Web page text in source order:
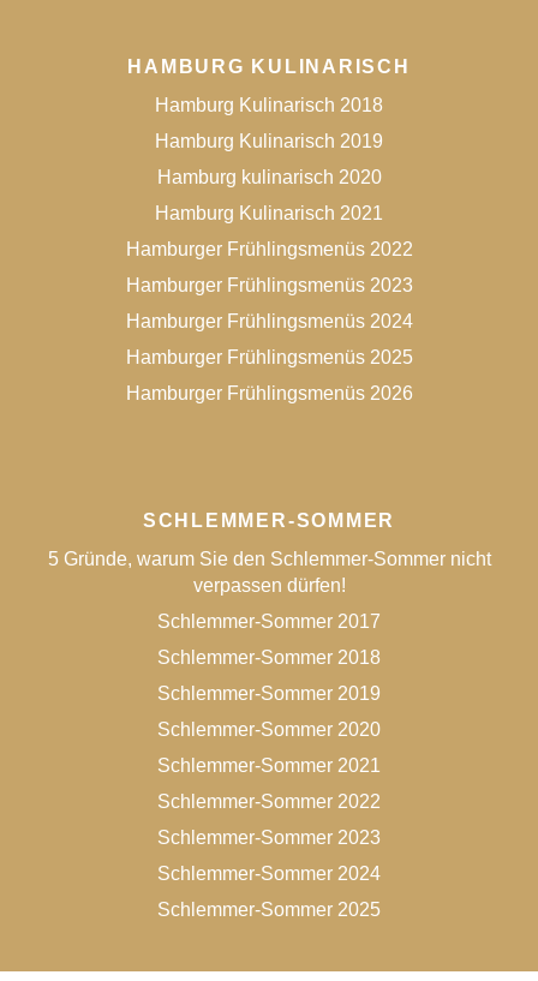
HAMBURG KULINARISCH
Hamburg Kulinarisch 2018
Hamburg Kulinarisch 2019
Hamburg kulinarisch 2020
Hamburg Kulinarisch 2021
Hamburger Frühlingsmenüs 2022
Hamburger Frühlingsmenüs 2023
Hamburger Frühlingsmenüs 2024
Hamburger Frühlingsmenüs 2025
Hamburger Frühlingsmenüs 2026
SCHLEMMER-SOMMER
5 Gründe, warum Sie den Schlemmer-Sommer nicht
verpassen dürfen!
Schlemmer-Sommer 2017
Schlemmer-Sommer 2018
Schlemmer-Sommer 2019
Schlemmer-Sommer 2020
Schlemmer-Sommer 2021
Schlemmer-Sommer 2022
Schlemmer-Sommer 2023
Schlemmer-Sommer 2024
Schlemmer-Sommer 2025